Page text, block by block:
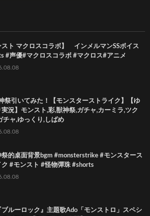
スト マクロスコラボ】 インメルマンSSボイス
#声優#マクロスコラボ #マクロス#アニメ
祭引いてみた！【モンスターストライク】【ゆ
実況】モンスト,彩,獣神祭,ガチャ,カーミラ,ツク
チャ,ゆっくり,しばめ
祭的桌面背景bgm #monsterstrike #モンスタース
ク #モンスト #怪物彈珠 #shorts
ブルーロック』主題歌Ado「モンストロ」スペシ